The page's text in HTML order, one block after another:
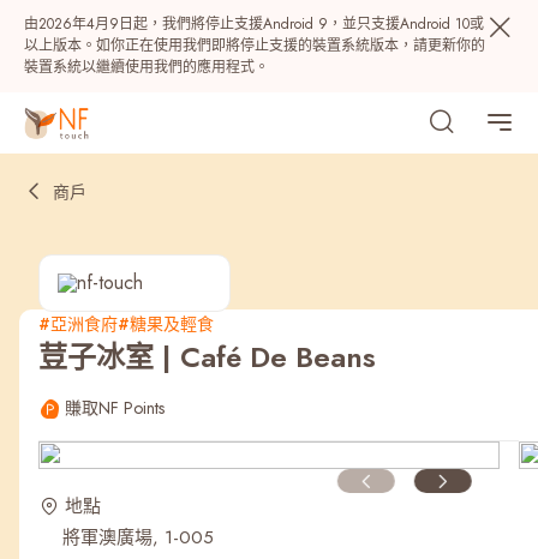
由2026年4月9日起，我們將停止支援Android 9，並只支援Android 10或
以上版本。如你正在使用我們即將停止支援的裝置系統版本，請更新你的
裝置系統以繼續使用我們的應用程式。
熱門
最近搜尋紀錄
商戶
#亞洲食府#糖果及輕食
荳子冰室 | Café De Beans
賺取NF Points
地點
將軍澳廣場, 1-005